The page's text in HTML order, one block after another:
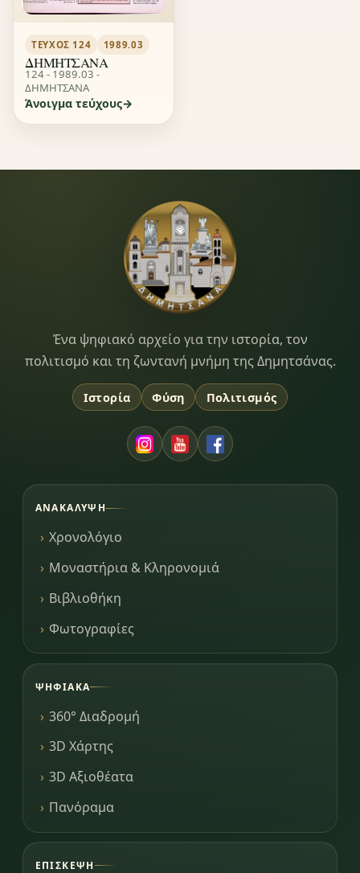
ΤΕΎΧΟΣ 124 1989.03
ΔΗΜΗΤΣΑΝΑ
124 - 1989.03 -
ΔΗΜΗΤΣΑΝΑ
Άνοιγμα τεύχους
Dimitsana.gr
Ένα ψηφιακό αρχείο για την ιστορία, τον
πολιτισμό και τη ζωντανή μνήμη της Δημητσάνας.
Ιστορία Φύση Πολιτισμός
ΑΝΑΚΆΛΥΨΗ
Χρονολόγιο
Μοναστήρια & Κληρονομιά
Βιβλιοθήκη
Φωτογραφίες
ΨΗΦΙΑΚΆ
360° Διαδρομή
3D Χάρτης
3D Αξιοθέατα
Πανόραμα
ΕΠΊΣΚΕΨΗ